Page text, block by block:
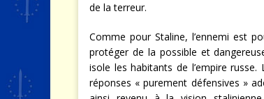
de la terreur.
Comme pour Staline, l’ennemi est
protéger de la possible et
isole les habitants de l’empire
réponses « purement défensives »